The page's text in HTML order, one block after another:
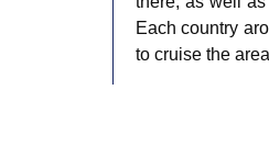
Each country
to cruise the